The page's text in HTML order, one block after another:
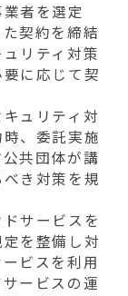
者を選定
契約を締結
リティ対策
に応じて契
ュリティ対
、委託実施
共団体が講
き対策を規
サービスを
を整備し対
ビスを利用
ービスの運